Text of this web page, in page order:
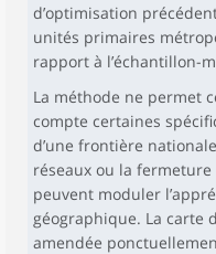
d’optimisation
unités primaires
rapport à l’échantillon-
La méthode ne permet
compte certaines
d’une frontière
réseaux ou la
peuvent moduler
géographique. La carte
amendée